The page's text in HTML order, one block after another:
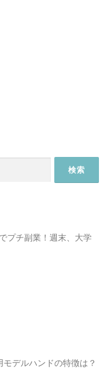
プチ副業！週末、大学
デルハンドの特徴は？